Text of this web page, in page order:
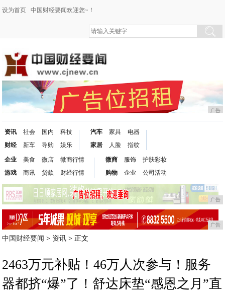
设为首页 中国财经要闻欢迎您~！
广告
资讯
财经
社会
新车
国内
导购
科技
娱乐
汽车
家居
家具
人脸
电器
指纹
企业
游戏
美食
商讯
微店
贷款
微商行情
财经行情
微商
购物
服饰
企业
护肤彩妆
公司活动
广告
广告
中国财经要闻 > 资讯 > 正文
2463万元补贴！46万人次参与！服务
器都挤“爆”了！舒达床垫“感恩之月”直